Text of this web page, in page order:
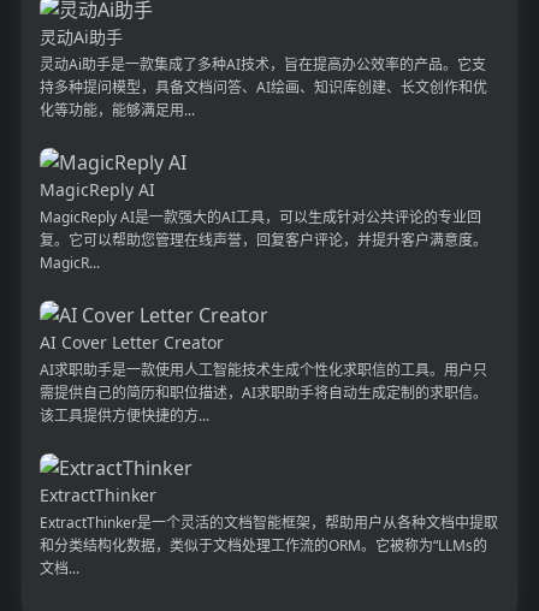
灵动Ai助手
灵动Ai助手是一款集成了多种AI技术，旨在提高办公效率的产品。它支
持多种提问模型，具备文档问答、AI绘画、知识库创建、长文创作和优
化等功能，能够满足用...
MagicReply AI
MagicReply AI是一款强大的AI工具，可以生成针对公共评论的专业回
复。它可以帮助您管理在线声誉，回复客户评论，并提升客户满意度。
MagicR...
AI Cover Letter Creator
AI求职助手是一款使用人工智能技术生成个性化求职信的工具。用户只
需提供自己的简历和职位描述，AI求职助手将自动生成定制的求职信。
该工具提供方便快捷的方...
ExtractThinker
ExtractThinker是一个灵活的文档智能框架，帮助用户从各种文档中提取
和分类结构化数据，类似于文档处理工作流的ORM。它被称为“LLMs的
文档...